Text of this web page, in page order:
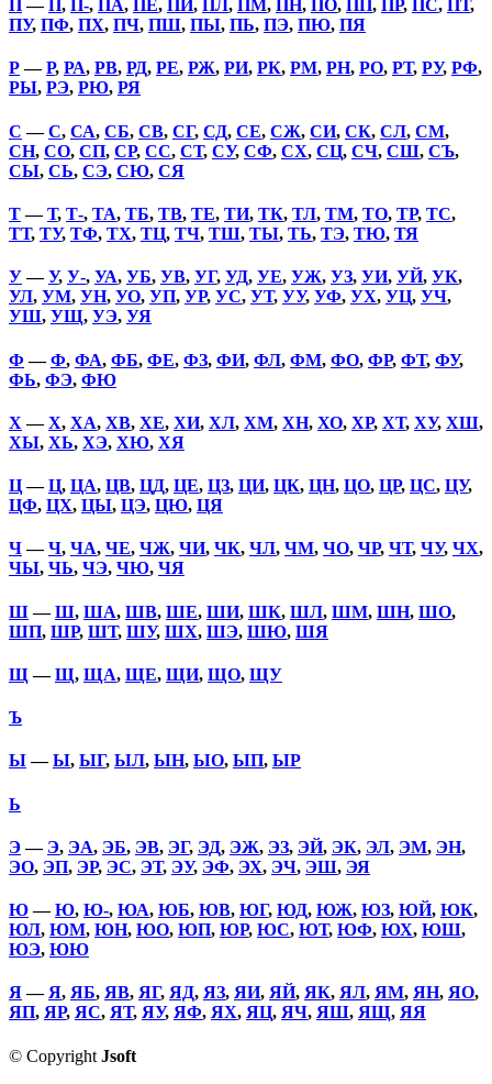
П—П, П-, ПА, ПЕ, ПИ, ПЛ, ПМ, ПН, ПО, ПП, ПР, ПС, ПТ,
ПУ, ПФ, ПХ, ПЧ, ПШ, ПЫ, ПЬ, ПЭ, ПЮ, ПЯ
Р—Р, РА, РВ, РД, РЕ, РЖ, РИ, РК, РМ, РН, РО, РТ, РУ, РФ,
РЫ, РЭ, РЮ, РЯ
С —С, СА, СБ, СВ, СГ, СД, СЕ, СЖ, СИ, СК, СЛ, СМ,
СН, СО, СП, СР, СС, СТ, СУ, СФ, СХ, СЦ, СЧ, СШ, СЪ,
СЫ, СЬ, СЭ, СЮ, СЯ
Т—Т, Т-, ТА, ТБ, ТВ, ТЕ, ТИ, ТК, ТЛ, ТМ, ТО, ТР, ТС,
ТТ, ТУ, ТФ, ТХ, ТЦ, ТЧ, ТШ, ТЫ, ТЬ, ТЭ, ТЮ, ТЯ
У—У, У-, УА, УБ, УВ, УГ, УД, УЕ, УЖ, УЗ, УИ, УЙ, УК,
УЛ, УМ, УН, УО, УП, УР, УС, УТ, УУ, УФ, УХ, УЦ, УЧ,
УШ, УЩ, УЭ, УЯ
Ф —Ф, ФА, ФБ, ФЕ, ФЗ, ФИ, ФЛ, ФМ, ФО, ФР, ФТ, ФУ,
ФЬ, ФЭ, ФЮ
Х —Х, ХА, ХВ, ХЕ, ХИ, ХЛ, ХМ, ХН, ХО, ХР, ХТ, ХУ, ХШ,
ХЫ, ХЬ, ХЭ, ХЮ, ХЯ
Ц—Ц, ЦА, ЦВ, ЦД, ЦЕ, ЦЗ, ЦИ, ЦК, ЦН, ЦО, ЦР, ЦС, ЦУ,
ЦФ, ЦХ, ЦЫ, ЦЭ, ЦЮ, ЦЯ
Ч—Ч, ЧА, ЧЕ, ЧЖ, ЧИ, ЧК, ЧЛ, ЧМ, ЧО, ЧР, ЧТ, ЧУ, ЧХ,
ЧЫ, ЧЬ, ЧЭ, ЧЮ, ЧЯ
Ш—Ш, ША, ШВ, ШЕ, ШИ, ШК, ШЛ, ШМ, ШН, ШО,
ШП, ШР, ШТ, ШУ, ШХ, ШЭ, ШЮ, ШЯ
Щ —Щ, ЩА, ЩЕ, ЩИ, ЩО, ЩУ
Ъ
Ы—Ы, ЫГ, ЫЛ, ЫН, ЫО, ЫП, ЫР
Ь
Э— Э, ЭА, ЭБ, ЭВ, ЭГ, ЭД, ЭЖ, ЭЗ, ЭЙ, ЭК, ЭЛ, ЭМ, ЭН,
ЭО, ЭП, ЭР, ЭС, ЭТ, ЭУ, ЭФ, ЭХ, ЭЧ, ЭШ, ЭЯ
Ю—Ю, Ю-, ЮА, ЮБ, ЮВ, ЮГ, ЮД, ЮЖ, ЮЗ, ЮЙ, ЮК,
ЮЛ, ЮМ, ЮН, ЮО, ЮП, ЮР, ЮС, ЮТ, ЮФ, ЮХ, ЮШ,
ЮЭ, ЮЮ
Я—Я, ЯБ, ЯВ, ЯГ, ЯД, ЯЗ, ЯИ, ЯЙ, ЯК, ЯЛ, ЯМ, ЯН, ЯО,
ЯП, ЯР, ЯС, ЯТ, ЯУ, ЯФ, ЯХ, ЯЦ, ЯЧ, ЯШ, ЯЩ, ЯЯ
© Copyright Jsoft